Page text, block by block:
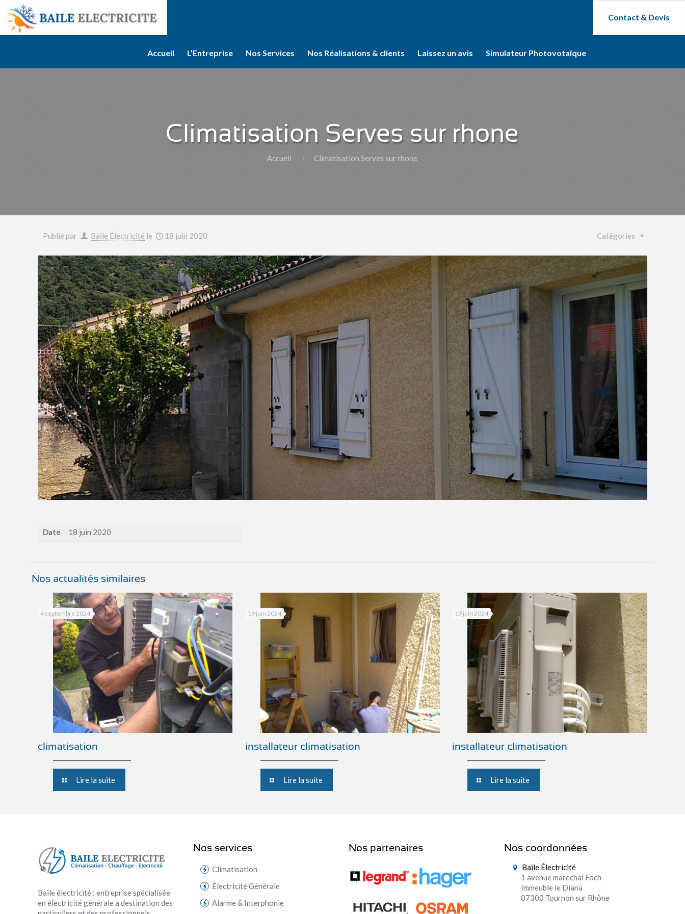
Accueil L’Entreprise Nos Services Nos Réalisations & clients Laissez un avis Simulateur Photovotaïque
Contact & Devis
Climatisation Serves sur rhone
Accueil Climatisation Serves sur rhone
Publié par Baile Électricité le 18 juin 2020 Catégories
Date 18 juin 2020
Nos actualités similaires
4 septembre 2024
climatisation
Lire la suite
19 juin 2024
installateur climatisation
Lire la suite
19 juin 2024
installateur climatisation
Lire la suite
Baile électricité : entreprise spécialisée
en électricité générale à destination des
Nos services
Climatisation
Électricité Générale
Alarme & Interphonie
Nos partenaires Nos coordonnées
Baile Électricité
1 avenue maréchal Foch
Immeuble le Diana
07300 Tournon sur Rhône